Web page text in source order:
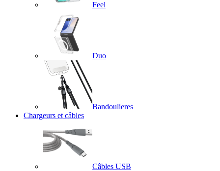
Feel
Duo
Bandoulieres
Chargeurs et câbles
Câbles USB